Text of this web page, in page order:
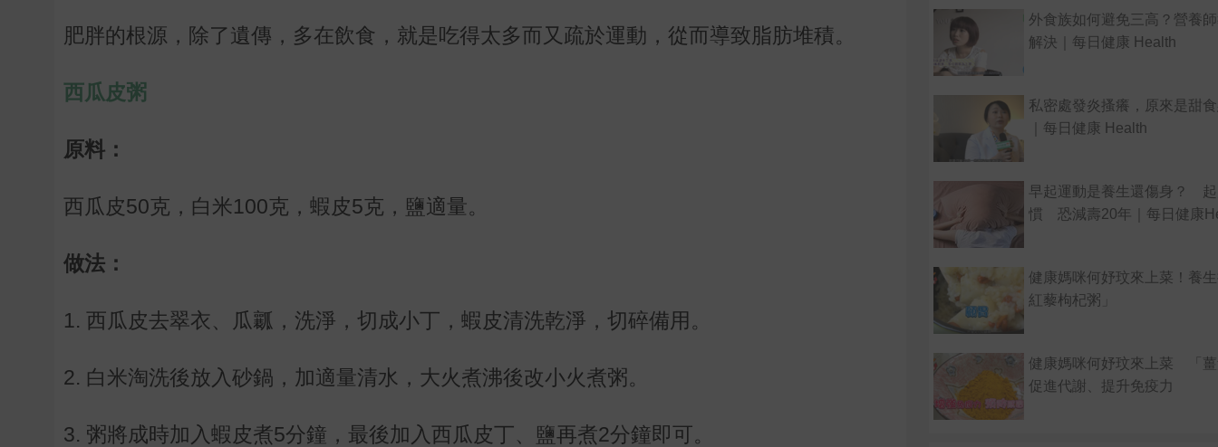
肥胖的根源，除了遺傳，多在飲食，就是吃得太多而又疏於運動，從而導致脂肪堆積。
西瓜皮粥
原料：
西瓜皮50克，白米100克，蝦皮5克，鹽適量。
做法：
1. 西瓜皮去翠衣、瓜瓤，洗淨，切成小丁，蝦皮清洗乾淨，切碎備用。
2. 白米淘洗後放入砂鍋，加適量清水，大火煮沸後改小火煮粥。
3. 粥將成時加入蝦皮煮5分鐘，最後加入西瓜皮丁、鹽再煮2分鐘即可。
外食族如何避免三高？營養
解決｜每日健康 Health
私密處發炎搔癢，原來是甜
｜每日健康 Health
早起運動是養生還傷身？
慣 恐減壽20年｜每日健康
健康媽咪何妤玟來上菜！養
紅藜枸杞粥」
健康媽咪何妤玟來上菜 「
促進代謝、提升免疫力